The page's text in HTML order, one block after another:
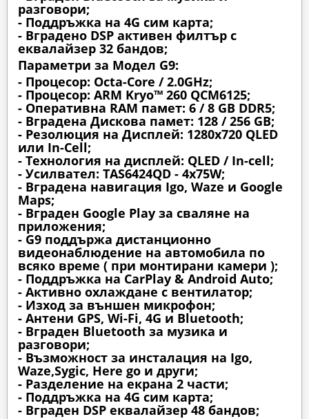
разговори;
- Поддръжка на 4G сим карта;
- Вградено DSP активен филтър с
еквалайзер 32 бандов;
Параметри за Модел G9:
- Процесор: Octa-Core / 2.0GHz;
- Процесор: ARM Kryo™ 260 QCM6125;
- Оперативна RAM памет: 6 / 8 GB DDR5;
- Вградена Дискова памет: 128 / 256 GB;
- Резолюция на Дисплей: 1280х720 QLED
или In-Cell;
- Технология на дисплей: QLED / In-cell;
- Усилвател: TAS6424QD - 4x75W;
- Вградена навигация Igo, Waze и Google
Maps;
- Вграден Google Play за сваляне на
приложения;
- G9 поддържа дистанционно
видеонаблюдение на автомобила по
всяко време ( при монтирани камери );
- Поддръжка на CarPlay & Android Auto;
- Активно охлаждане с вентилатор;
- Изход за външен микрофон;
- Антени GPS, Wi-Fi, 4G и Bluetooth;
- Вграден Bluetooth за музика и
разговори;
- Възможност за инсталация на Igo,
Waze,Sygic, Here go и други;
- Разделение на екрана 2 части;
- Поддръжка на 4G сим карта;
- Вграден DSP еквалайзер 48 бандов;